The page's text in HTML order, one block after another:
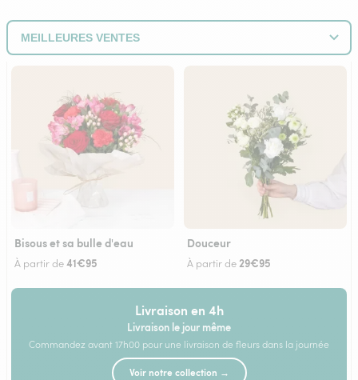
Bisous et sa bulle d'eau
À partir de41€95
Douceur
À partir de29€95
Livraison en 4h
Livraison le jour même
Commandez avant 17h00 pour une livraison de fleurs dans la journée
Voir notre collection →